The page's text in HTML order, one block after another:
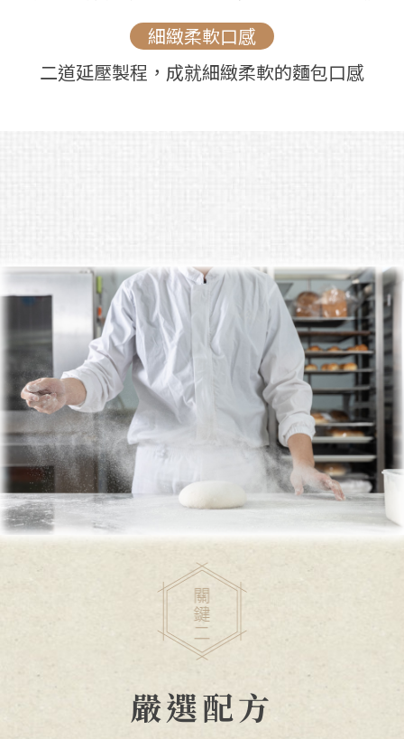
細緻柔軟口感
二道延壓製程，成就細緻柔軟的麵包口感
嚴選配方